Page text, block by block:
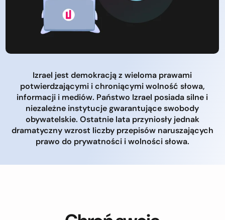
Izrael jest demokracją z wieloma prawami
potwierdzającymi i chroniącymi wolność słowa,
informacji i mediów. Państwo Izrael posiada silne i
niezależne instytucje gwarantujące swobody
obywatelskie. Ostatnie lata przyniosły jednak
dramatyczny wzrost liczby przepisów naruszających
prawo do prywatności i wolności słowa.